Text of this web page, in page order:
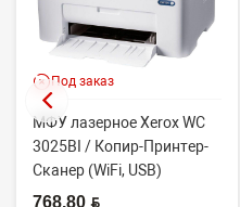
Под заказ
МФУ лазерное Xerox WC
3025BI / Копир-Принтер-
Сканер (WiFi, USB)
768.80 BYN